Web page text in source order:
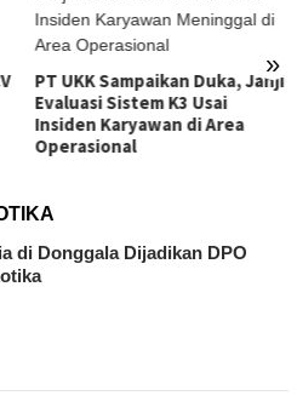
»
Tambang Sirtu Baliara Parimo
Beroperasi di Tengah Sanksi
ESDM Sulteng
di Donggala Dijadikan DPO